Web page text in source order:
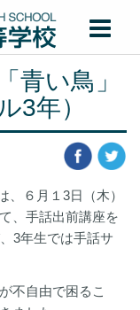
青い鳥」
3年）
６月１3日（木）
、手話出前講座を
3年生では手話サ
不自由で困るこ